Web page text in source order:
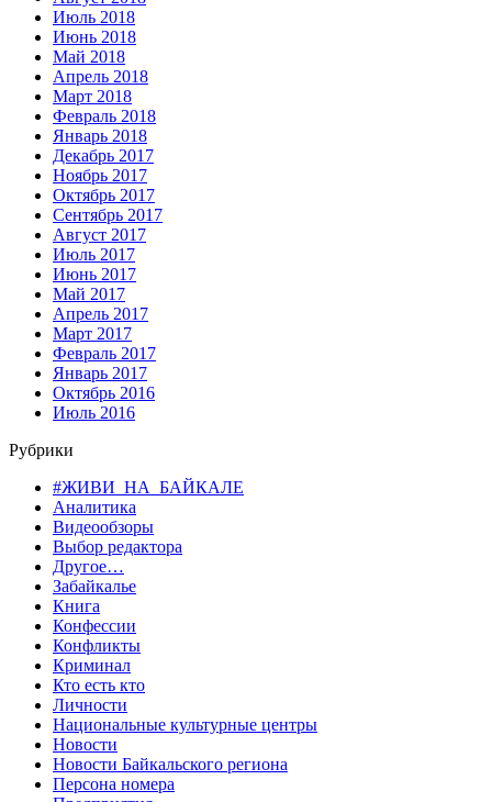
Июль 2018
Июнь 2018
Май 2018
Апрель 2018
Март 2018
Февраль 2018
Январь 2018
Декабрь 2017
Ноябрь 2017
Октябрь 2017
Сентябрь 2017
Август 2017
Июль 2017
Июнь 2017
Май 2017
Апрель 2017
Март 2017
Февраль 2017
Январь 2017
Октябрь 2016
Июль 2016
Рубрики
#ЖИВИ_НА_БАЙКАЛЕ
Аналитика
Видеообзоры
Выбор редактора
Другое…
Забайкалье
Книга
Конфессии
Конфликты
Криминал
Кто есть кто
Личности
Национальные культурные центры
Новости
Новости Байкальского региона
Персона номера